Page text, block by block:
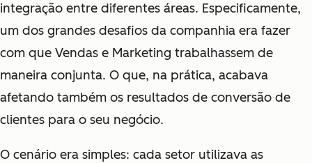
integração entre diferentes áreas. Especificamente,
um dos grandes desafios da companhia era fazer
com que Vendas e Marketing trabalhassem de
maneira conjunta. O que, na prática, acabava
afetando também os resultados de conversão de
clientes para o seu negócio.
O cenário era simples: cada setor utilizava as